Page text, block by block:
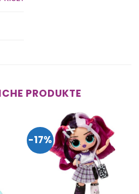
PRODUKTE
-17%